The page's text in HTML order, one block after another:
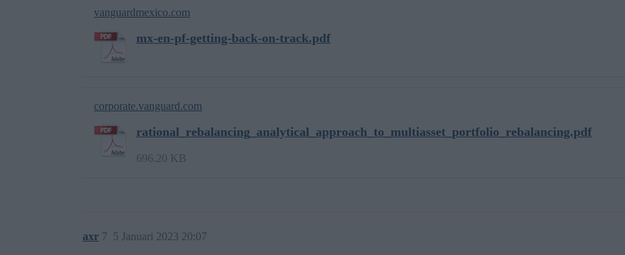
vanguardmexico.com
mx-en-pf-getting-back-on-track.pdf
corporate.vanguard.com
rational_rebalancing_analytical_approach_to_multiasset_portfolio_rebalancing.pdf
696.20 KB
axr 5 Januari 2023 20:07
7